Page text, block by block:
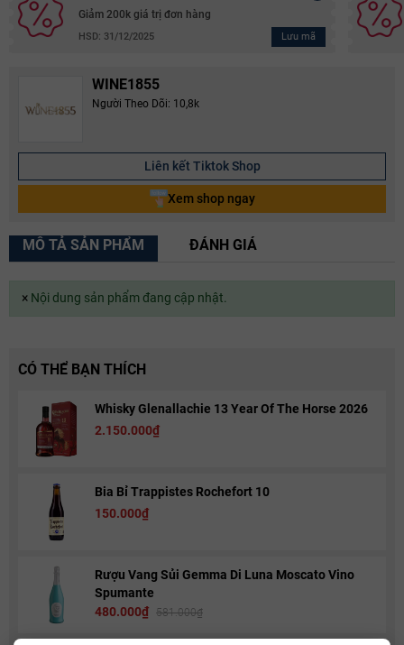
Giảm 200k giá trị đơn hàng
HSD: 31/12/2025 Lưu mã
WINE1855
Người Theo Dõi: 10,8k
Liên kết Tiktok Shop
Xem shop ngay
MÔ TẢ SẢN PHẨM ĐÁNH GIÁ
×Nội dung sản phẩm đang cập nhật.
CÓ THỂ BẠN THÍCH
Whisky Glenallachie 13 Year Of The Horse 2026
2.150.000₫
Bia Bỉ Trappistes Rochefort 10
150.000₫
Rượu Vang Sủi Gemma Di Luna Moscato Vino
Spumante
480.000₫ 581.000₫